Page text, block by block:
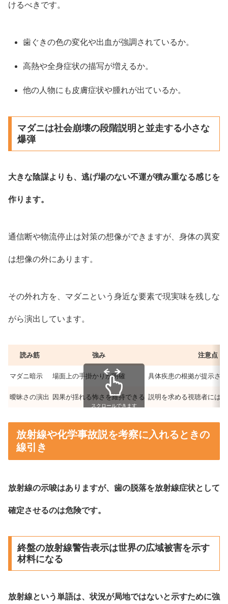
けるべきです。
歯ぐきの色の変化や出血が強調されているか。
高熱や全身症状の描写が増えるか。
他の人物にも皮膚症状や腫れが出ているか。
マダニは社会崩壊の段階説明と並走する小さな
爆弾
大きな陰謀よりも、逃げ場のない不運が積み重なる感じを
作ります。
通信断や物流停止は対策の想像ができますが、身体の異変
は想像の外にあります。
その外れ方を、マダニという身近な要素で現実味を残しな
がら演出しています。
読み筋 強み 注意点
マダニ暗示 場面上の手掛かりが明確 具体疾患の根拠が提示さ
曖昧さの演出 因果が揺れる怖さを維持できる 説明を求める視聴者には
スクロールできます
放射線や化学事故説を考察に入れるときの
線引き
放射線の示唆はありますが、歯の脱落を放射線症状として
確定させるのは危険です。
終盤の放射線警告表示は世界の広域被害を示す
材料になる
放射線という単語は、状況が局地ではないと示すために強